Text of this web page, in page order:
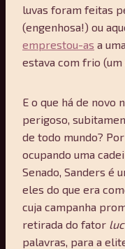
luvas foram feitas
(engenhosa!) ou
emprestou-as a
estava com frio (um
E o que há de novo
perigoso,
de todo mundo?
ocupando uma
Senado, Sanders é
eles do que era
cuja campanha
retirada do fator
palavras, para a